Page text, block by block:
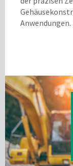
Anwendungen.